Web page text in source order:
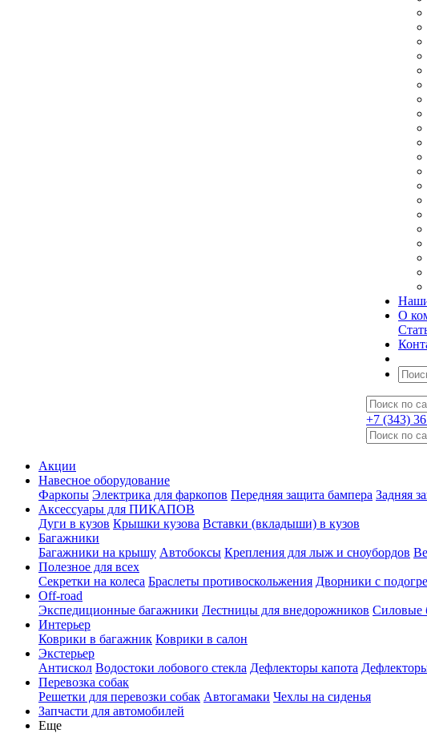
О
+7 (343)
Акции
Навесное оборудование
Фаркопы Электрика для фаркопов Передняя защита бампера Задняя
Аксессуары для ПИКАПОВ
Дуги в кузов Крышки кузова Вставки (вкладыши) в кузов
Багажники
Багажники на крышу Автобоксы Крепления для лыж и сноубордов
Полезное для всех
Секретки на колеса Браслеты противоскольжения Дворники с
Off-road
Экспедиционные багажники Лестницы для внедорожников Силовые
Интерьер
Коврики в багажник Коврики в салон
Экстерьер
Антискол Водостоки лобового стекла Дефлекторы капота
Перевозка собак
Решетки для перевозки собак Автогамаки Чехлы на сиденья
Запчасти для автомобилей
Еще